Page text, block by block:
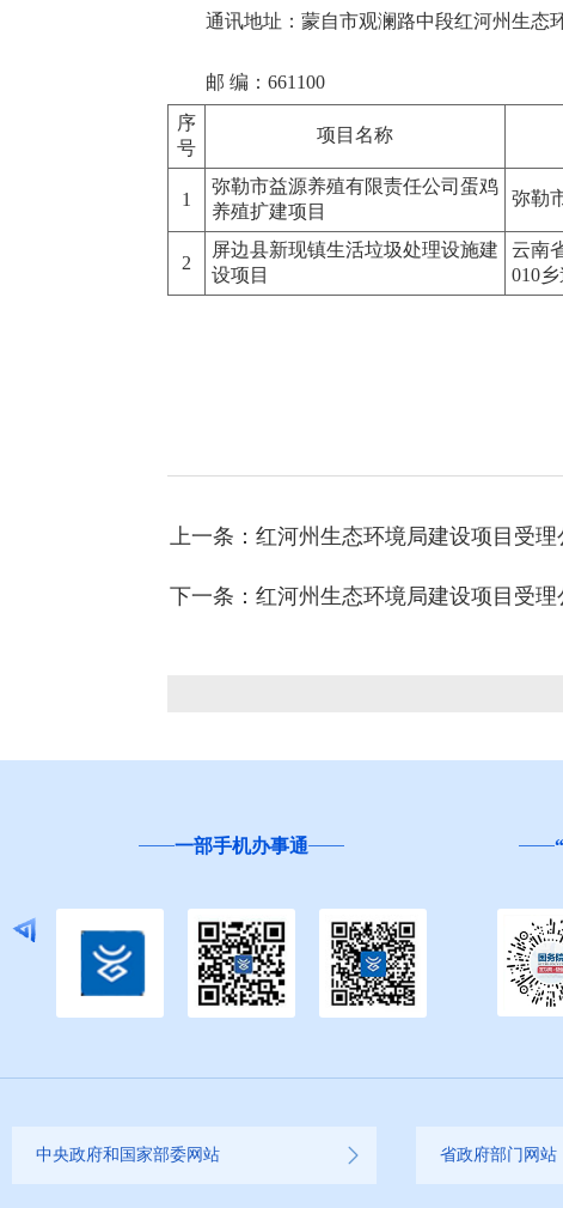
通讯地址：蒙自市观澜路中段红河州生态
邮 编：661100
序
号
项目名称
1
弥勒市益源养殖有限责任公司蛋鸡
养殖扩建项目
弥勒
2
屏边县新现镇生活垃圾处理设施建
设项目
云南
010
上一条：红河州生态环境局建设项目受
下一条：红河州生态环境局建设项目受
一部手机办事通
中央政府和国家部委网站 省政府部门网站